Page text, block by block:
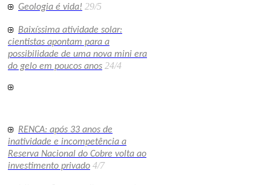
Geologia é vida! 29/5
Baixíssima atividade solar:
cientistas apontam para a
possibilidade de uma nova mini era
do gelo em poucos anos 24/4
RENCA: após 33 anos de
inatividade e incompetência a
Reserva Nacional do Cobre volta ao
investimento privado 4/7